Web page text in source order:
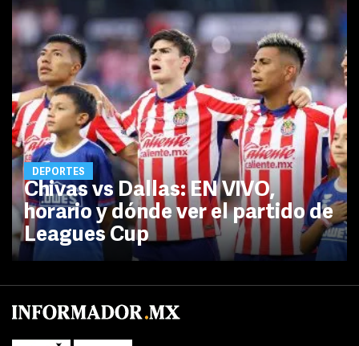
DEPORTES
Chivas vs Dallas: EN VIVO,
horario y dónde ver el partido de
Leagues Cup